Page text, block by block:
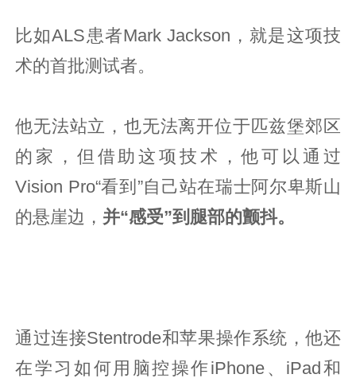
比如ALS患者Mark Jackson，就是这项技
术的首批测试者。
他无法站立，也无法离开位于匹兹堡郊区
的家，但借助这项技术，他可以通过
Vision Pro“看到”自己站在瑞士阿尔卑斯山
的悬崖边， 并“感受”到腿部的颤抖。
通过连接Stentrode和苹果操作系统，他还
在学习如何用脑控操作iPhone、iPad和